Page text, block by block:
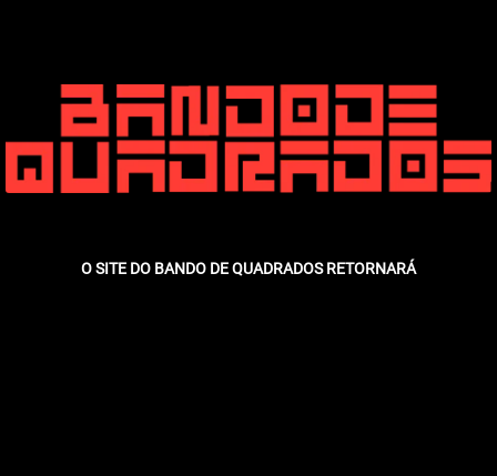
O SITE DO BANDO DE QUADRADOS RETORNARÁ